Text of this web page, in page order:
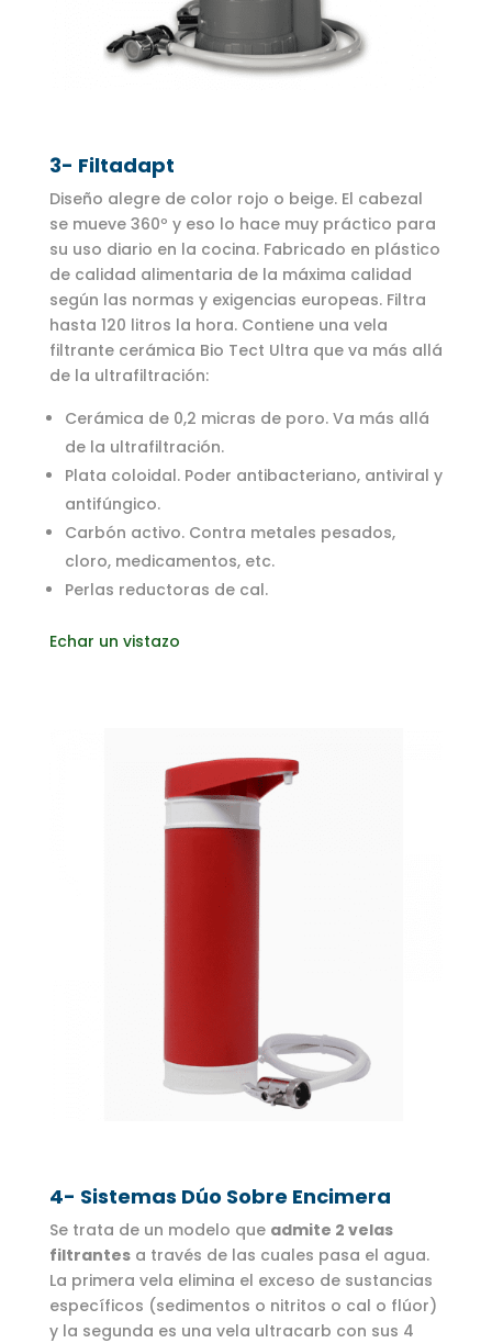
3- Filtadapt
Diseño alegre de color rojo o beige. El cabezal
se mueve 360º y eso lo hace muy práctico para
su uso diario en la cocina. Fabricado en plástico
de calidad alimentaria de la máxima calidad
según las normas y exigencias europeas. Filtra
hasta 120 litros la hora. Contiene una vela
filtrante cerámica Bio Tect Ultra que va más allá
de la ultrafiltración:
Cerámica de 0,2 micras de poro. Va más allá
de la ultrafiltración.
Plata coloidal. Poder antibacteriano, antiviral y
antifúngico.
Carbón activo. Contra metales pesados,
cloro, medicamentos, etc.
Perlas reductoras de cal.
Echar un vistazo
4- Sistemas Dúo Sobre Encimera
Se trata de un modelo que admite 2 velas
filtrantesa través de las cuales pasa el agua.
La primera vela elimina el exceso de sustancias
específicos (sedimentos o nitritos o cal o flúor)
y la segunda es una vela ultracarb con sus 4